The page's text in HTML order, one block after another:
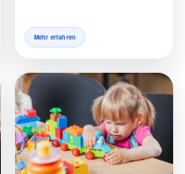
Mehr erfahren